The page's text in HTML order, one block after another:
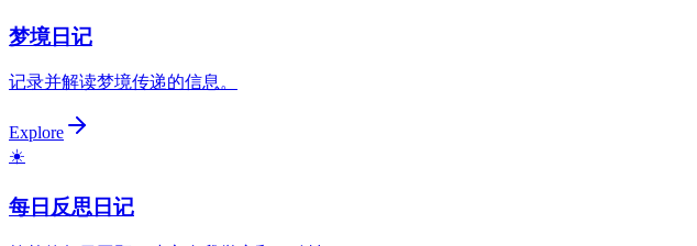
梦境日记
记录并解读梦境传递的信息。
Explore
☀️
每日反思日记